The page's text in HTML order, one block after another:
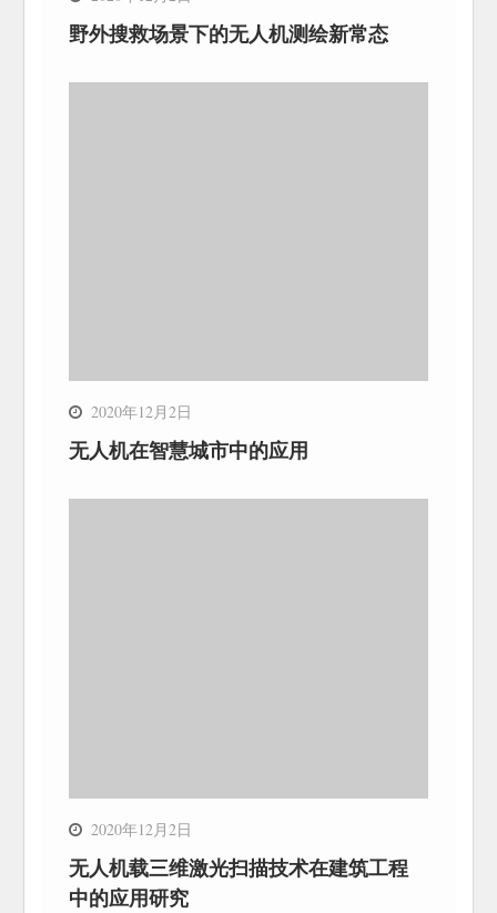
野外搜救场景下的无人机测绘新常态
2020年12月2日
无人机在智慧城市中的应用
2020年12月2日
无人机载三维激光扫描技术在建筑工程
中的应用研究